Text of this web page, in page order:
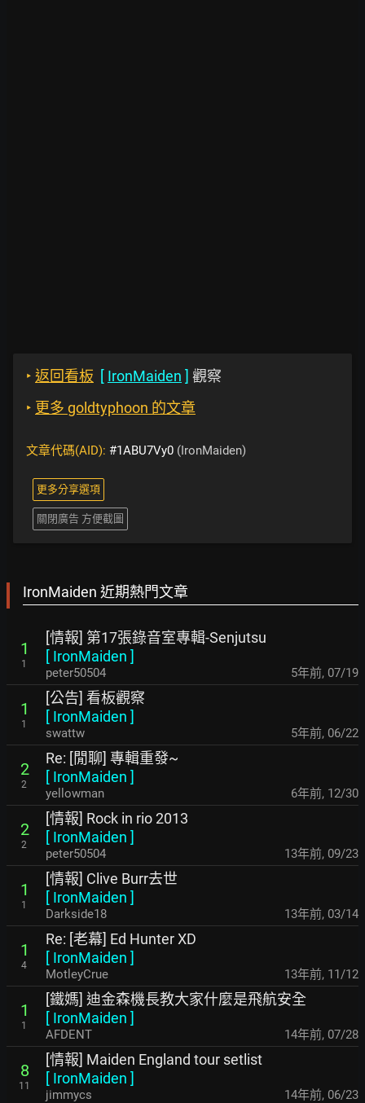
‣ 返回看板 [ IronMaiden ] 觀察
‣ 更多 goldtyphoon 的文章
文章代碼(AID): #1ABU7Vy0 (IronMaiden)
更多分享選項
關閉廣告 方便截圖
IronMaiden 近期熱門文章
1
1
[情報] 第17張錄音室專輯-Senjutsu
[ IronMaiden ]
peter50504 5年前, 07/19
1
1
[公告] 看板觀察
[ IronMaiden ]
swattw 5年前, 06/22
2
2
Re: [閒聊] 專輯重發~
[ IronMaiden ]
yellowman 6年前, 12/30
2
2
[情報] Rock in rio 2013
[ IronMaiden ]
peter50504 13年前, 09/23
1
1
[情報] Clive Burr去世
[ IronMaiden ]
Darkside18 13年前, 03/14
1
4
Re: [老幕] Ed Hunter XD
[ IronMaiden ]
MotleyCrue 13年前, 11/12
1
1
[鐵媽] 迪金森機長教大家什麼是飛航安全
[ IronMaiden ]
AFDENT 14年前, 07/28
8
11
[情報] Maiden England tour setlist
[ IronMaiden ]
jimmycs 14年前, 06/23